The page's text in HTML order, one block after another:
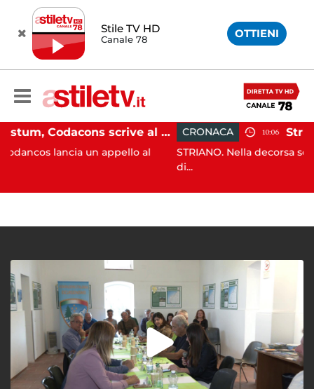
Stile TV HD
Canale 78 OTTIENI
Paestum, Codacons scrive al ministro Giuli: "Rilanciare scavi dell'Anfiteatro nell'area archeologica"
un appello al
CRONACA 10:06
STRIANO. Nella decorsa serata i